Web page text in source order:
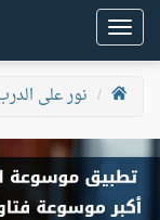
Toggle
navigation
نور على